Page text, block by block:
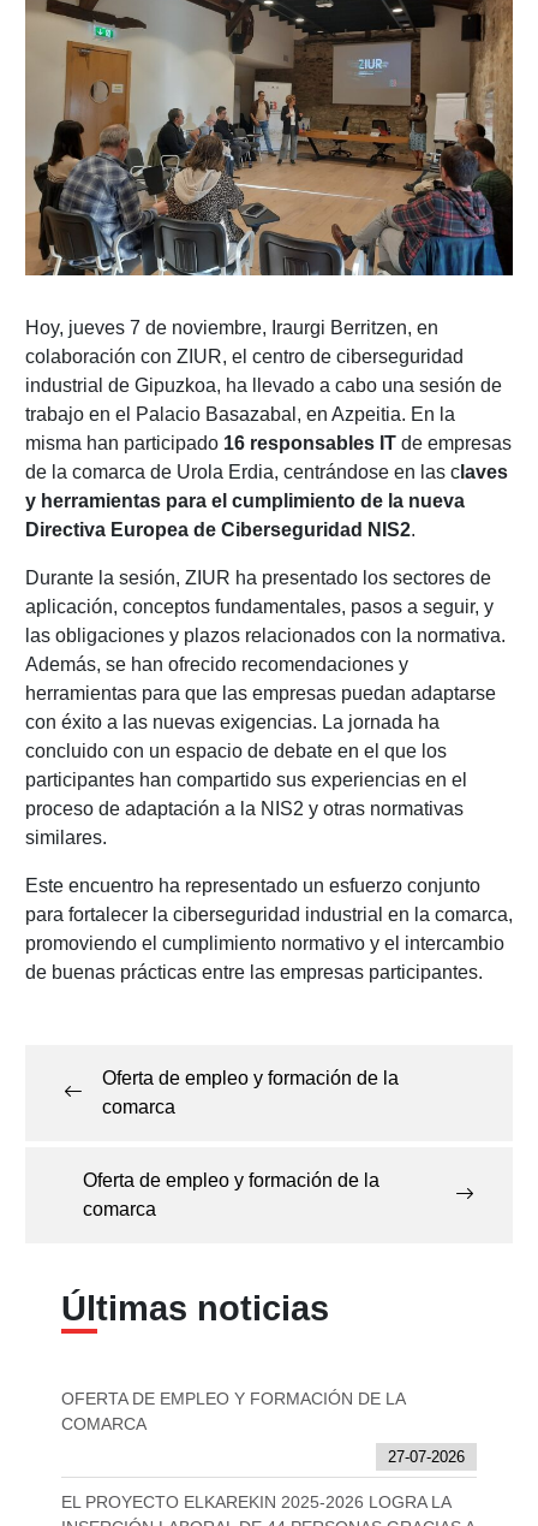
Hoy, jueves 7 de noviembre, Iraurgi Berritzen, en
colaboración con ZIUR, el centro de ciberseguridad
industrial de Gipuzkoa, ha llevado a cabo una sesión de
trabajo en el Palacio Basazabal, en Azpeitia. En la
misma han participado 16 responsables ITde empresas
de la comarca de Urola Erdia, centrándose en las claves
y herramientas para el cumplimiento de la nueva
Directiva Europea de Ciberseguridad NIS2.
Durante la sesión, ZIUR ha presentado los sectores de
aplicación, conceptos fundamentales, pasos a seguir, y
las obligaciones y plazos relacionados con la normativa.
Además, se han ofrecido recomendaciones y
herramientas para que las empresas puedan adaptarse
con éxito a las nuevas exigencias. La jornada ha
concluido con un espacio de debate en el que los
participantes han compartido sus experiencias en el
proceso de adaptación a la NIS2 y otras normativas
similares.
Este encuentro ha representado un esfuerzo conjunto
para fortalecer la ciberseguridad industrial en la comarca,
promoviendo el cumplimiento normativo y el intercambio
de buenas prácticas entre las empresas participantes.
entradas
Oferta de empleo y formación de la
comarca
Oferta de empleo y formación de la
comarca
Últimas noticias
OFERTA DE EMPLEO Y FORMACIÓN DE LA
COMARCA
27-07-2026
EL PROYECTO ELKAREKIN 2025-2026 LOGRA LA